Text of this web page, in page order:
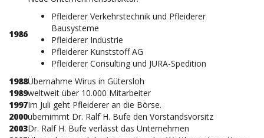
1986
Pfleiderer Verkehrstechnik und Pfleiderer
Bausysteme
Pfleiderer Industrie
Pfleiderer Kunststoff AG
Pfleiderer Consulting und JURA-Spedition
1988Übernahme Wirus in Gütersloh
1989weltweit über 10.000 Mitarbeiter
1997Im Juli geht Pfleiderer an die Börse.
2000übernimmt Dr. Ralf H. Bufe den Vorstandsvorsitz
2003Dr. Ralf H. Bufe verlässt das Unternehmen